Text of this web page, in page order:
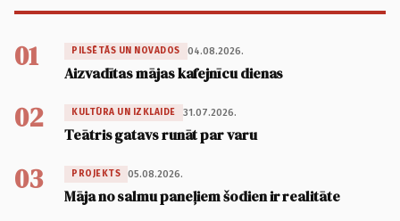
01 PILSĒTĀS UN NOVADOS 04.08.2026.
Aizvadītas mājas kafejnīcu dienas
02 KULTŪRA UN IZKLAIDE 31.07.2026.
Teātris gatavs runāt par varu
03 PROJEKTS 05.08.2026.
Māja no salmu paneļiem šodien ir realitāte